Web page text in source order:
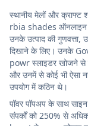
स्थानीय मेलों और
rbia shades ऑनलाइन
उनके उत्पाद की गुणवत्ता,
दिखाने के लिए। उनके
powr स्लाइडर खोजने
और उनमें से कोई भी ऐसा
उपयोग में कठिन थे।
पॉवर पॉपअप के साथ
संपर्कों को 250% से